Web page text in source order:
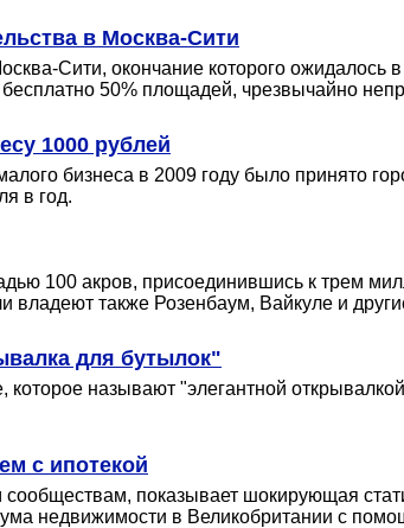
в Москва-Сити
Сити, окончание которого ожидалось
50% площадей, чрезвычайно
1000 рублей
бизнеса в 2009 году было принято
в год.
100 акров, присоединившись к трем
владеют также Розенбаум, Вайкуле и
для бутылок"
называют "элегантной
с ипотекой
показывает шокирующая
недвижимости в Великобритании с